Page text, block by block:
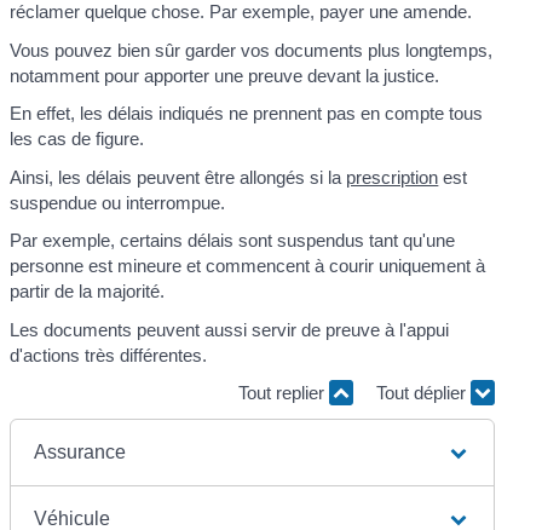
réclamer quelque chose. Par exemple, payer une amende.
Vous pouvez bien sûr garder vos documents plus longtemps,
notamment pour apporter une preuve devant la justice.
En effet, les délais indiqués ne prennent pas en compte tous
les cas de figure.
Ainsi, les délais peuvent être allongés si la prescription est
suspendue ou interrompue.
Par exemple, certains délais sont suspendus tant qu'une
personne est mineure et commencent à courir uniquement à
partir de la majorité.
Les documents peuvent aussi servir de preuve à l'appui
d'actions très différentes.
Tout replier
Tout déplier
Assurance
Véhicule